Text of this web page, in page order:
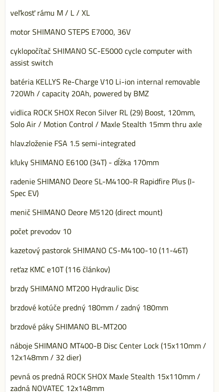
veľkosť rámu M / L / XL
motor SHIMANO STEPS E7000, 36V
cyklopočítač SHIMANO SC-E5000 cycle computer with
assist switch
batéria KELLYS Re-Charge V10 Li-ion internal removable
720Wh / capacity 20Ah, powered by BMZ
vidlica ROCK SHOX Recon Silver RL (29) Boost, 120mm,
Solo Air / Motion Control / Maxle Stealth 15mm thru axle
hlav.zloženie FSA 1.5 semi-integrated
kľuky SHIMANO E6100 (34T) - dĺžka 170mm
radenie SHIMANO Deore SL-M4100-R Rapidfire Plus (I-
Spec EV)
menič SHIMANO Deore M5120 (direct mount)
počet prevodov 10
kazetový pastorok SHIMANO CS-M4100-10 (11-46T)
reťaz KMC e10T (116 článkov)
brzdy SHIMANO MT200 Hydraulic Disc
brzdové kotúče predný 180mm / zadný 180mm
brzdové páky SHIMANO BL-MT200
náboje SHIMANO MT400-B Disc Center Lock (15x110mm /
12x148mm / 32 dier)
pevná os predná ROCK SHOX Maxle Stealth 15x110mm /
zadná NOVATEC 12x148mm